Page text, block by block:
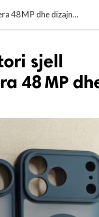
iPhone 17 Pro dhe Pro Max: Shtatori sjell “revolucionin” e Apple me kamera 48 MP dhe dizajn tërësisht të ri
sjell
48 MP